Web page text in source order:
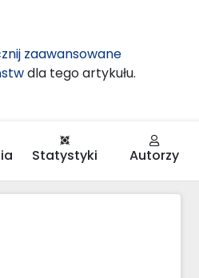
zaawansowane
dla tego artykułu.
Statystyki Autorzy